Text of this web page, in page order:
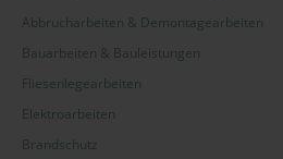
Abbrucharbeiten & Demontagearbeiten
Bauarbeiten & Bauleistungen
Fliesenlegearbeiten
Elektroarbeiten
Brandschutz